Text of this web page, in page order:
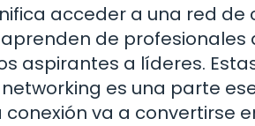
acceder a una red de
de profesionales
aspirantes a líderes.
es una parte
va a convertirse